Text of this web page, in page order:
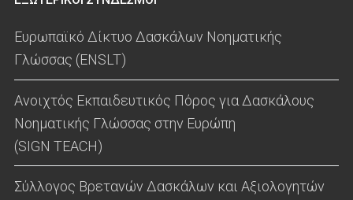
Ευρωπαϊκό Δίκτυο Δασκάλων Νοηματικής
Γλώσσας (ENSLT)
Ανοιχτός Εκπαιδευτικός Πόρος για Δασκάλους
Νοηματικής Γλώσσας στην Ευρώπη
(SIGN TEACH)
Σύλλογος Βρετανών Δασκάλων και Αξιολογητών